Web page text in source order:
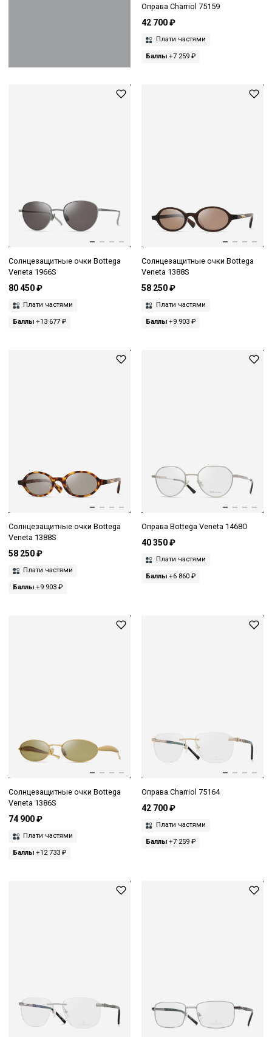
Оправа Charriol 75159
42 700 ₽
Плати частями
Баллы+7 259 ₽
Солнцезащитные очки Bottega
Veneta 1966S
80 450 ₽
Плати частями
Баллы +13 677 ₽
Солнцезащитные очки Bottega
Veneta 1388S
58 250 ₽
Плати частями
Баллы+9 903 ₽
Солнцезащитные очки Bottega
Veneta 1388S
58 250 ₽
Плати частями
Баллы +9 903 ₽
Оправа Bottega Veneta 1468O
40 350 ₽
Плати частями
Баллы+6 860 ₽
Солнцезащитные очки Bottega
Veneta 1386S
74 900 ₽
Плати частями
Баллы +12 733 ₽
Оправа Charriol 75164
42 700 ₽
Плати частями
Баллы+7 259 ₽